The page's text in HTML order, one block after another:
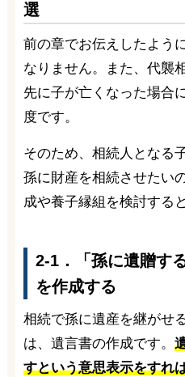
選
前の章でお伝えしたよう
なりません。また、代襲
先に子が亡くなった場合
度です。
そのため、相続人となる
孫に財産を相続させたい
成や養子縁組を検討する
2-1．「孫に遺贈す
を作成する
相続で孫に遺産を継がせ
は、遺言書の作成です。
すという意思表示をすれ